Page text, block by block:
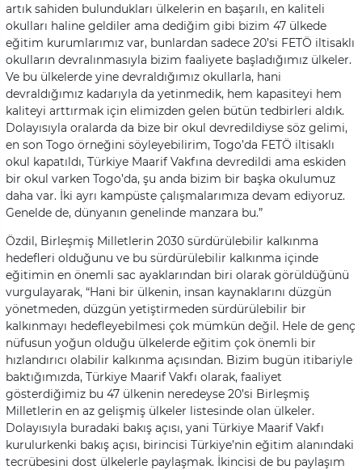
artık sahiden bulundukları ülkelerin en başarılı, en kaliteli
okulları haline geldiler ama dediğim gibi bizim 47 ülkede
eğitim kurumlarımız var, bunlardan sadece 20’si FETÖ iltisaklı
okulların devralınmasıyla bizim faaliyete başladığımız ülkeler.
Ve bu ülkelerde yine devraldığımız okullarla, hani
devraldığımız kadarıyla da yetinmedik, hem kapasiteyi hem
kaliteyi arttırmak için elimizden gelen bütün tedbirleri aldık.
Dolayısıyla oralarda da bize bir okul devredildiyse söz gelimi,
en son Togo örneğini söyleyebilirim, Togo’da FETÖ iltisaklı
okul kapatıldı, Türkiye Maarif Vakfına devredildi ama eskiden
bir okul varken Togo’da, şu anda bizim bir başka okulumuz
daha var. İki ayrı kampüste çalışmalarımıza devam ediyoruz.
Genelde de, dünyanın genelinde manzara bu.”
Özdil, Birleşmiş Milletlerin 2030 sürdürülebilir kalkınma
hedefleri olduğunu ve bu sürdürülebilir kalkınma içinde
eğitimin en önemli sac ayaklarından biri olarak görüldüğünü
vurgulayarak, “Hani bir ülkenin, insan kaynaklarını düzgün
yönetmeden, düzgün yetiştirmeden sürdürülebilir bir
kalkınmayı hedefleyebilmesi çok mümkün değil. Hele de genç
nüfusun yoğun olduğu ülkelerde eğitim çok önemli bir
hızlandırıcı olabilir kalkınma açısından. Bizim bugün itibariyle
baktığımızda, Türkiye Maarif Vakfı olarak, faaliyet
gösterdiğimiz bu 47 ülkenin neredeyse 20’si Birleşmiş
Milletlerin en az gelişmiş ülkeler listesinde olan ülkeler.
Dolayısıyla buradaki bakış açısı, yani Türkiye Maarif Vakfı
kurulurkenki bakış açısı, birincisi Türkiye’nin eğitim alanındaki
tecrübesini dost ülkelerle paylaşmak. İkincisi de bu paylaşım